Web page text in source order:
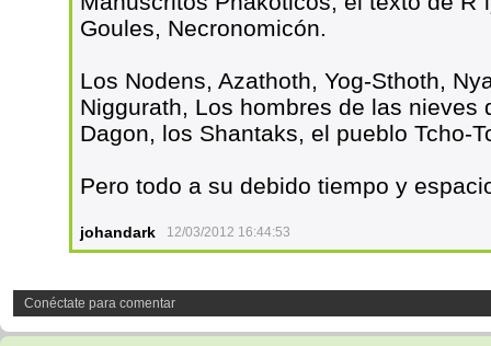
Goules, Necronomicón.
Los Nodens, Azathoth, Yog-Sthoth,
Niggurath, Los hombres de las nieves
Dagon, los Shantaks, el pueblo Tcho-
Pero todo a su debido tiempo y
johandark 12/03/2012 16:44:53
Conéctate para comentar